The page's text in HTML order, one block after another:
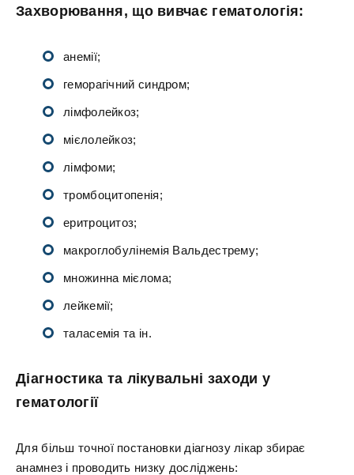
Захворювання, що вивчає гематологія:
анемії;
геморагічний синдром;
лімфолейкоз;
мієлолейкоз;
лімфоми;
тромбоцитопенія;
еритроцитоз;
макроглобулінемія Вальдестрему;
множинна мієлома;
лейкемії;
таласемія та ін.
Діагностика та лікувальні заходи у
гематології
Для більш точної постановки діагнозу лікар збирає
анамнез і проводить низку досліджень: